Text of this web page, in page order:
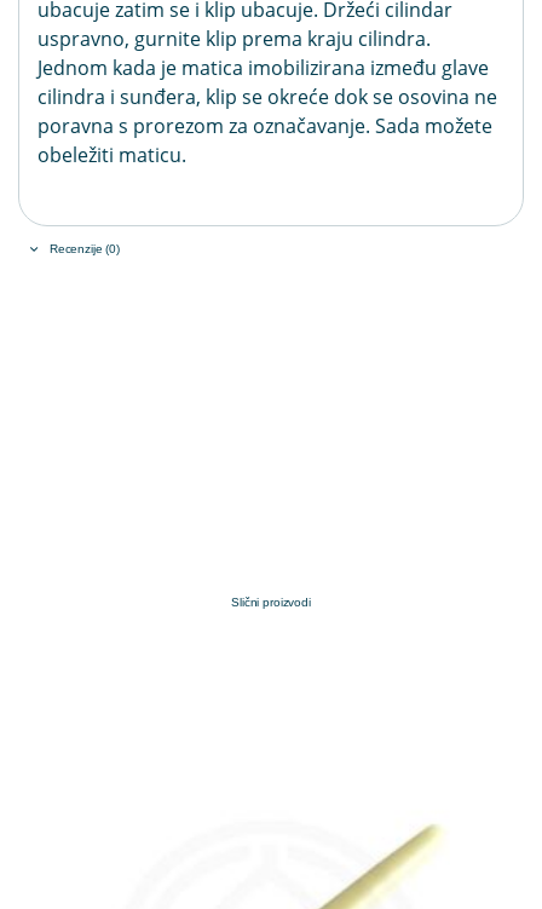
ubacuje zatim se i klip ubacuje. Držeći cilindar
uspravno, gurnite klip prema kraju cilindra.
Jednom kada je matica imobilizirana između glave
cilindra i sunđera, klip se okreće dok se osovina ne
poravna s prorezom za označavanje. Sada možete
obeležiti maticu.
Recenzije (0)
Slični proizvodi